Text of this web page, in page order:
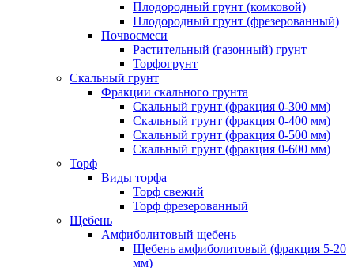
Плодородный грунт (комковой)
Плодородный грунт (фрезерованный)
Почвосмеси
Растительный (газонный) грунт
Торфогрунт
Скальный грунт
Фракции скального грунта
Скальный грунт (фракция 0-300 мм)
Скальный грунт (фракция 0-400 мм)
Скальный грунт (фракция 0-500 мм)
Скальный грунт (фракция 0-600 мм)
Торф
Виды торфа
Торф свежий
Торф фрезерованный
Щебень
Амфиболитовый щебень
Щебень амфиболитовый (фракция 5-20
мм)